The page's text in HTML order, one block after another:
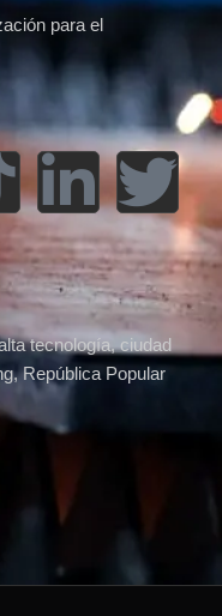
para el
tecnología, ciudad
República Popular